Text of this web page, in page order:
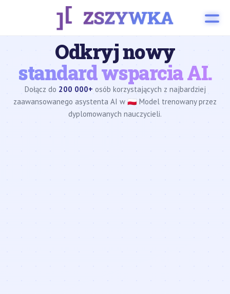
Odkryj nowy
standard wsparcia AI.
Dołącz do 200 000+ osób korzystających z najbardziej
zaawansowanego asystenta AI w 🇵🇱 Model trenowany przez
dyplomowanych nauczycieli.